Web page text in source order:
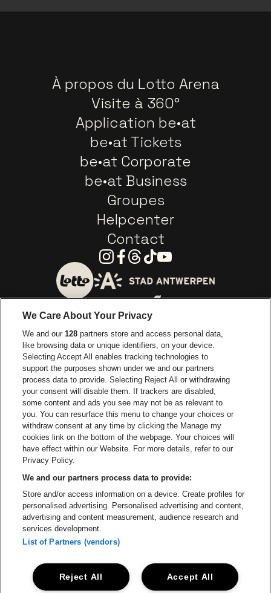
À propos du Lotto Arena
Visite à 360°
Application be•at
be•at Tickets
be•at Corporate
be•at Business
Groupes
Helpcenter
Contact
Instagram
Facebook
Threads
TiktokYoutube
Visitez le site de Ville
Visitez le site de Europcar
Visitez le site
Visitez le site de Coca-Cola
Visitez le site de Red Bull
Visitez le
Visitez le site de Champagne Pommery
Visitez le site de Le
Visitez le site de Le logo Lillet en
Visitez le site
Lotto Arena fait partie debe•at
Lotto Arena
Be-At Venues
Schijnpoortweg 119, 2170 Anvers
BTW (BE) 0461.051.688 - RPR Antwerpen
BNP Paribas Fortis - IBAN: BE93 2200 4925 0067 - BIC:
GEBABEBB
ProclaimerCookiesManage my cookiesPrivacy
We Care About Your Privacy
We and our128 partners store and access personal data,
like browsing data or unique identifiers, on your device.
Selecting Accept All enables tracking technologies to
support the purposes shown under we and our partners
process data to provide. Selecting Reject All or withdrawing
your consent will disable them. If trackers are disabled,
some content and ads you see may not be as relevant to
you. You can resurface this menu to change your choices or
withdraw consent at any time by clicking the Manage my
cookies link on the bottom of the webpage. Your choices will
have effect within our Website. For more details, refer to our
Privacy Policy.
We and our partners process data to provide:
Store and/or access information on a device. Create profiles for
personalised advertising. Personalised advertising and content,
advertising and content measurement, audience research and
services development.
List of Partners (vendors)
Accept All
Reject All